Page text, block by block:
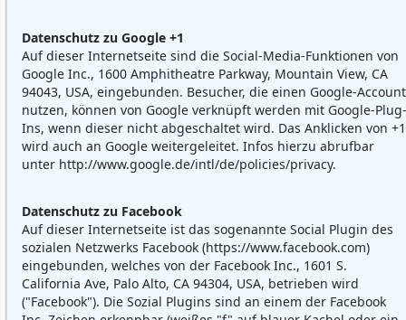
Datenschutz zu Google +1
Auf dieser Internetseite sind die Social-Media-Funktionen von
Google Inc., 1600 Amphitheatre Parkway, Mountain View, CA
94043, USA, eingebunden. Besucher, die einen Google-Account
nutzen, können von Google verknüpft werden mit Google-Plug-
Ins, wenn dieser nicht abgeschaltet wird. Das Anklicken von +1
wird auch an Google weitergeleitet. Infos hierzu abrufbar
unter http://www.google.de/intl/de/policies/privacy.
Datenschutz zu Facebook
Auf dieser Internetseite ist das sogenannte Social Plugin des
sozialen Netzwerks Facebook (https://www.facebook.com)
eingebunden, welches von der Facebook Inc., 1601 S.
California Ave, Palo Alto, CA 94304, USA, betrieben wird
("Facebook"). Die Sozial Plugins sind an einem der Facebook